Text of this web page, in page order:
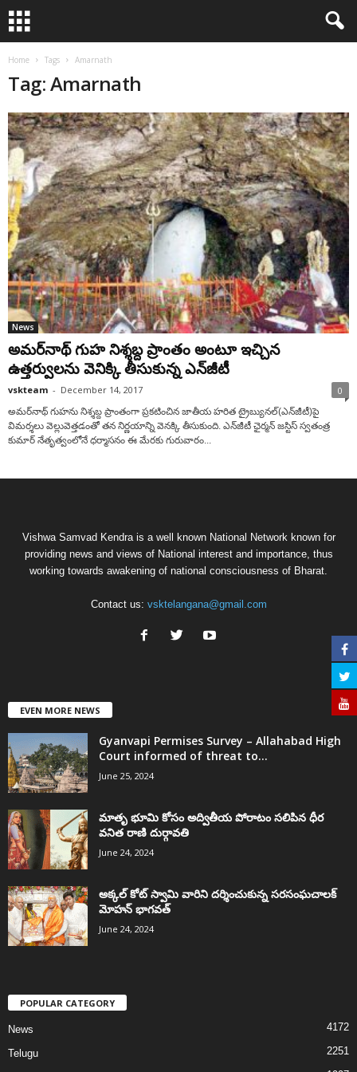
Home Tags Amarnath
Tag: Amarnath
News
అమర్‌నాథ్‌ గుహ నిశ్శబ్ద ప్రాంతం అంటూ ఇచ్చిన
ఉత్తర్వులను వెనిక్కి తీసుకున్న ఎన్‌జీటీ
vskteam - December 14, 2017 0
అమర్‌నాథ్‌ గుహను నిశ్శబ్ద ప్రాంతంగా ప్రకటించిన జాతీయ హరిత ట్రైబ్యునల్‌(ఎన్‌జీటీ)పై
విమర్శలు వెల్లువెత్తడంతో తన నిర్ణయాన్ని వెనక్కి తీసుకుంది. ఎన్‌జీటీ ఛైర్మ‌న్‌ జస్టిస్‌ స్వతంత్ర
కుమార్‌ నేతృత్వంలోనే ధర్మాసనం ఈ మేరకు గురువారం...
Vishwa Samvad Kendra is a well known National Network known for
providing news and views of National interest and importance, thus
working towards awakening of national consciousness of Bharat.
Contact us: vsktelangana@gmail.com
EVEN MORE NEWS
Gyanvapi Permises Survey – Allahabad High
Court informed of threat to...
June 25, 2024
మాతృ భూమి కోసం అద్వితీయ పోరాటం సలిపిన ధీర
వనిత రాణి దుర్గావతి
June 24, 2024
అక్కల్‌ కోట్‌ స్వామి వారిని దర్శించుకున్న సరసంఘచాలక్
మోహన్ భాగవత్
June 24, 2024
POPULAR CATEGORY
News 4172
Telugu 2251